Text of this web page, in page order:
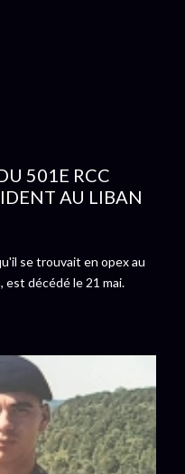
501E RCC
AU LIBAN
se trouvait en opex au
est décédé le 21 mai.